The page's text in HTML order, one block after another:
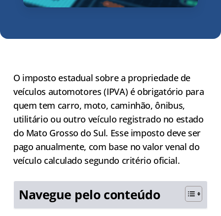
O imposto estadual sobre a propriedade de
veículos automotores (IPVA) é obrigatório para
quem tem carro, moto, caminhão, ônibus,
utilitário ou outro veículo registrado no estado
do Mato Grosso do Sul. Esse imposto deve ser
pago anualmente, com base no valor venal do
veículo calculado segundo critério oficial.
Navegue pelo conteúdo